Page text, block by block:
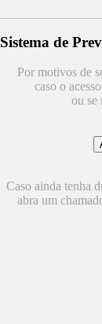
Sistema de
Por motivos de
caso o
ou se
Caso ainda tenha
abra um